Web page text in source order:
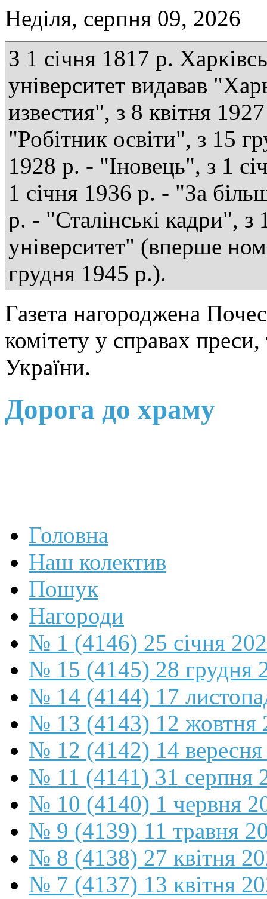
Неділя, серпня 09, 2026
З 1 січня 1817 р.
університет видавав
известия", з 8 квітня
"Робітник освіти", з 15
1928 р. - "Іновець", з 1
1 січня 1936 р. - "За
р. - "Сталінські кадри",
університет" (вперше
грудня 1945 р.).
Газета нагороджена
комітету у справах
України.
Дорога до храму
Головна
Наш колектив
Пошук
Нагороди
№ 1 (4146) 25 січня
№ 15 (4145) 28 грудня
№ 14 (4144) 17
№ 13 (4143) 12 жовтня
№ 12 (4142) 14
№ 11 (4141) 31 серпня
№ 10 (4140) 1 червня
№ 9 (4139) 11 травня
№ 8 (4138) 27 квітня
№ 7 (4137) 13 квітня